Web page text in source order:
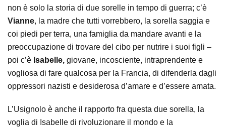
non è solo la storia di due sorelle in tempo di guerra; c’è
Vianne, la madre che tutti vorrebbero, la sorella saggia e
coi piedi per terra, una famiglia da mandare avanti e la
preoccupazione di trovare del cibo per nutrire i suoi figli –
poi c’è Isabelle, giovane, incosciente, intraprendente e
vogliosa di fare qualcosa per la Francia, di difenderla dagli
oppressori nazisti e desiderosa d’amare e d’essere amata.
L’Usignolo è anche il rapporto fra questa due sorella, la
voglia di Isabelle di rivoluzionare il mondo e la